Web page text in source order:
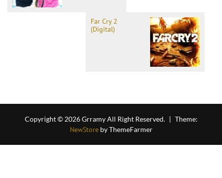
Far Cry 2
(Digital)
Copyright © 2026 Grramy All Right Reserved. | Theme:
NewStoreby ThemeFarmer